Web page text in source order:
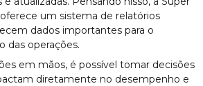
um sistema de relatórios
dados importantes para o
das operações.
em mãos, é possível tomar decisões
diretamente no desempenho e